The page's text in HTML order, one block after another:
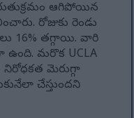
ఆగిపోయిన
రోజుకు రెండు
16% తగ్గాయి. వారి
ఉంది. మరొక UCLA
మెరుగ్గా
చేస్తుందని